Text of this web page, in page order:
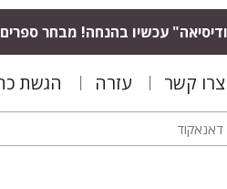
עכשיו בהנחה! מבחר
צרו קשר עזרה הגשת